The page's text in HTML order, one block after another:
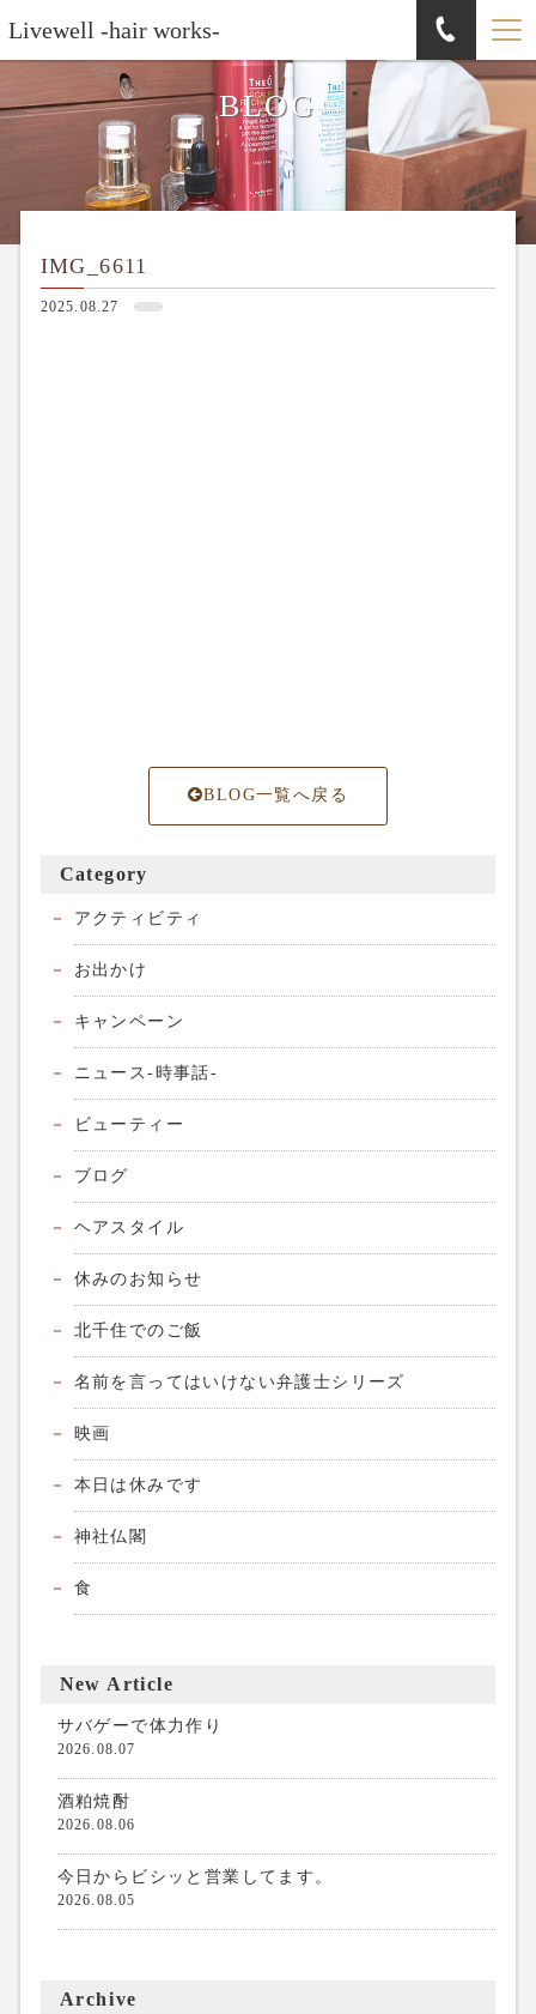
Livewell -hair works-
BLOG
IMG_6611
2025.08.27
BLOG一覧へ戻る
Category
アクティビティ
お出かけ
キャンペーン
ニュース-時事話-
ビューティー
ブログ
ヘアスタイル
休みのお知らせ
北千住でのご飯
名前を言ってはいけない弁護士シリーズ
映画
本日は休みです
神社仏閣
食
New Article
サバゲーで体力作り
2026.08.07
酒粕焼酎
2026.08.06
今日からビシッと営業してます。
2026.08.05
Archive